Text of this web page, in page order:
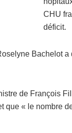
CHU
déficit.
Bachelot
de François
que « le nombre